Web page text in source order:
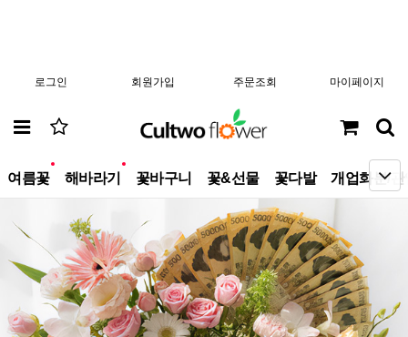
로그인 회원가입 주문조회 마이페이지
여름꽃 해바라기 꽃바구니 꽃&선물 꽃다발 개업화분/